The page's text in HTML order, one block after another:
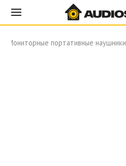
Мониторные портативные наушники